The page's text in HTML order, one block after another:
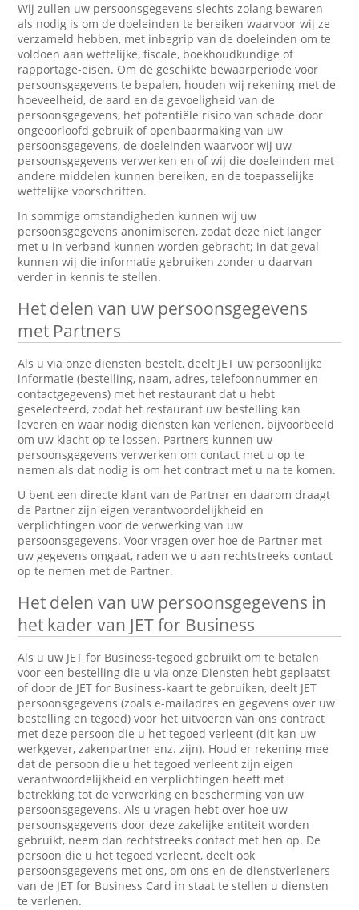
Wij zullen uw persoonsgegevens slechts zolang bewaren
als nodig is om de doeleinden te bereiken waarvoor wij ze
verzameld hebben, met inbegrip van de doeleinden om te
voldoen aan wettelijke, fiscale, boekhoudkundige of
rapportage-eisen. Om de geschikte bewaarperiode voor
persoonsgegevens te bepalen, houden wij rekening met de
hoeveelheid, de aard en de gevoeligheid van de
persoonsgegevens, het potentiële risico van schade door
ongeoorloofd gebruik of openbaarmaking van uw
persoonsgegevens, de doeleinden waarvoor wij uw
persoonsgegevens verwerken en of wij die doeleinden met
andere middelen kunnen bereiken, en de toepasselijke
wettelijke voorschriften.
In sommige omstandigheden kunnen wij uw
persoonsgegevens anonimiseren, zodat deze niet langer
met u in verband kunnen worden gebracht; in dat geval
kunnen wij die informatie gebruiken zonder u daarvan
verder in kennis te stellen.
Het delen van uw persoonsgegevens
met Partners
Als u via onze diensten bestelt, deelt JET uw persoonlijke
informatie (bestelling, naam, adres, telefoonnummer en
contactgegevens) met het restaurant dat u hebt
geselecteerd, zodat het restaurant uw bestelling kan
leveren en waar nodig diensten kan verlenen, bijvoorbeeld
om uw klacht op te lossen. Partners kunnen uw
persoonsgegevens verwerken om contact met u op te
nemen als dat nodig is om het contract met u na te komen.
U bent een directe klant van de Partner en daarom draagt
de Partner zijn eigen verantwoordelijkheid en
verplichtingen voor de verwerking van uw
persoonsgegevens. Voor vragen over hoe de Partner met
uw gegevens omgaat, raden we u aan rechtstreeks contact
op te nemen met de Partner.
Het delen van uw persoonsgegevens in
het kader van JET for Business
Als u uw JET for Business-tegoed gebruikt om te betalen
voor een bestelling die u via onze Diensten hebt geplaatst
of door de JET for Business-kaart te gebruiken, deelt JET
persoonsgegevens (zoals e-mailadres en gegevens over uw
bestelling en tegoed) voor het uitvoeren van ons contract
met deze persoon die u het tegoed verleent (dit kan uw
werkgever, zakenpartner enz. zijn). Houd er rekening mee
dat de persoon die u het tegoed verleent zijn eigen
verantwoordelijkheid en verplichtingen heeft met
betrekking tot de verwerking en bescherming van uw
persoonsgegevens. Als u vragen hebt over hoe uw
persoonsgegevens door deze zakelijke entiteit worden
gebruikt, neem dan rechtstreeks contact met hen op. De
persoon die u het tegoed verleent, deelt ook
persoonsgegevens met ons, om ons en de dienstverleners
van de JET for Business Card in staat te stellen u diensten
te verlenen.